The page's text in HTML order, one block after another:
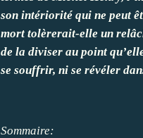
son intériorité qui ne peut
mort tolèrerait-elle un
de la diviser au point
se souffrir, ni se révéler
Sommaire: